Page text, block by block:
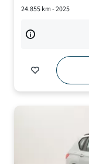
24.855km - 2025